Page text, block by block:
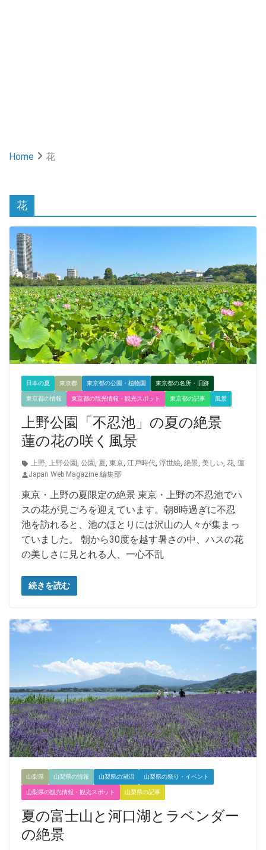
Home 花
花
日本の夏 東京都 東京都の公園・植物園 東京都の名所・旧跡
東京都の情報 東京都の観光情報・観光スポット 東京都の記事 風景
上野公園「不忍池」の夏の絶景
蓮の花の咲く風景
上野, 上野公園, 公園, 夏, 東京, 江戸時代, 浮世絵, 絶景, 美しい, 花, 蓮
Japan Web Magazine 編集部
東京・上野の夏限定の絶景 東京・上野の不忍池でハ
スの花が見ごろを迎えています。朝8時過ぎに不忍
池を訪れると、池のほとりには沢山の人々が集まっ
ていました。 朝から30度を越す暑さの中、ハスの花
の美しさに見とれる人、一心不乱
続きを読む
山梨県 山梨県の情報 山梨県の湖沼 山梨県の祭り・イベント
山梨県の観光情報・観光スポット 山梨県の記事
夏の富士山と河口湖とラベンダー
の絶景